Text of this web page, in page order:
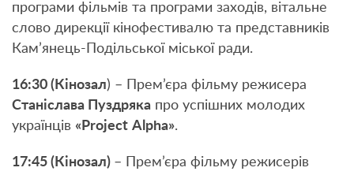
програми фільмів та програми заходів, вітальне
слово дирекції кінофестивалю та представників
Кам’янець-Подільської міської ради.
16:30 (Кінозал) – Прем’єра фільму режисера
Станіслава Пуздряка про успішних молодих
українців « Project Alpha».
17:45 (Кінозал) – Прем’єра фільму режисерів